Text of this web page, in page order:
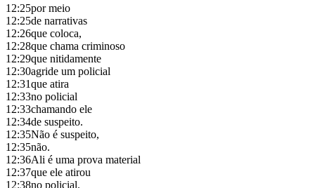
12:25por meio
12:25de narrativas
12:26que coloca,
12:28que chama criminoso
12:29que nitidamente
12:30agride um policial
12:31que atira
12:33no policial
12:33chamando ele
12:34de suspeito.
12:35Não é suspeito,
12:35não.
12:36Ali é uma prova material
12:37que ele atirou
12:38no policial.